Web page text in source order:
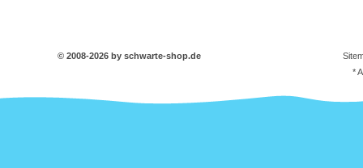
© 2008-2026 by schwarte-shop.de
*